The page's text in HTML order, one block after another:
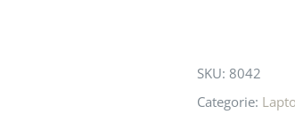
ook heel aardig en gezellig SKU: 8042
Categorie: